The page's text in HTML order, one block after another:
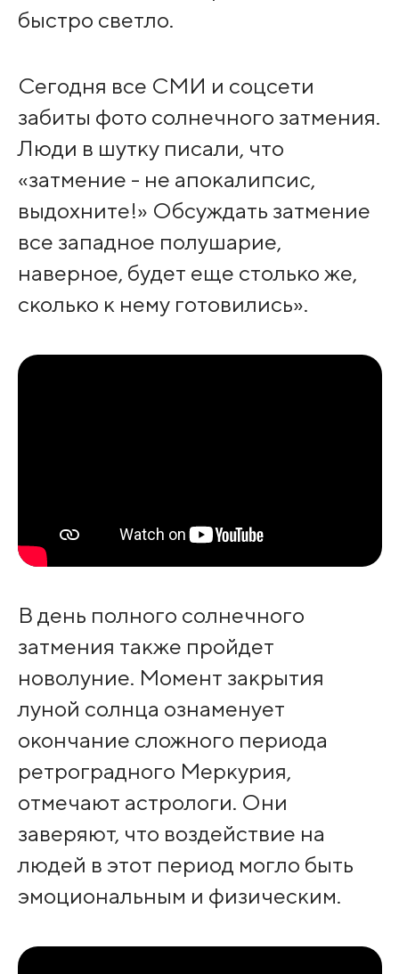
быстро светло.
Сегодня все СМИ и соцсети
забиты фото солнечного затмения.
Люди в шутку писали, что
«затмение - не апокалипсис,
выдохните!» Обсуждать затмение
все западное полушарие,
наверное, будет еще столько же,
сколько к нему готовились».
В день полного солнечного
затмения также пройдет
новолуние. Момент закрытия
луной солнца ознаменует
окончание сложного периода
ретроградного Меркурия,
отмечают астрологи. Они
заверяют, что воздействие на
людей в этот период могло быть
эмоциональным и физическим.